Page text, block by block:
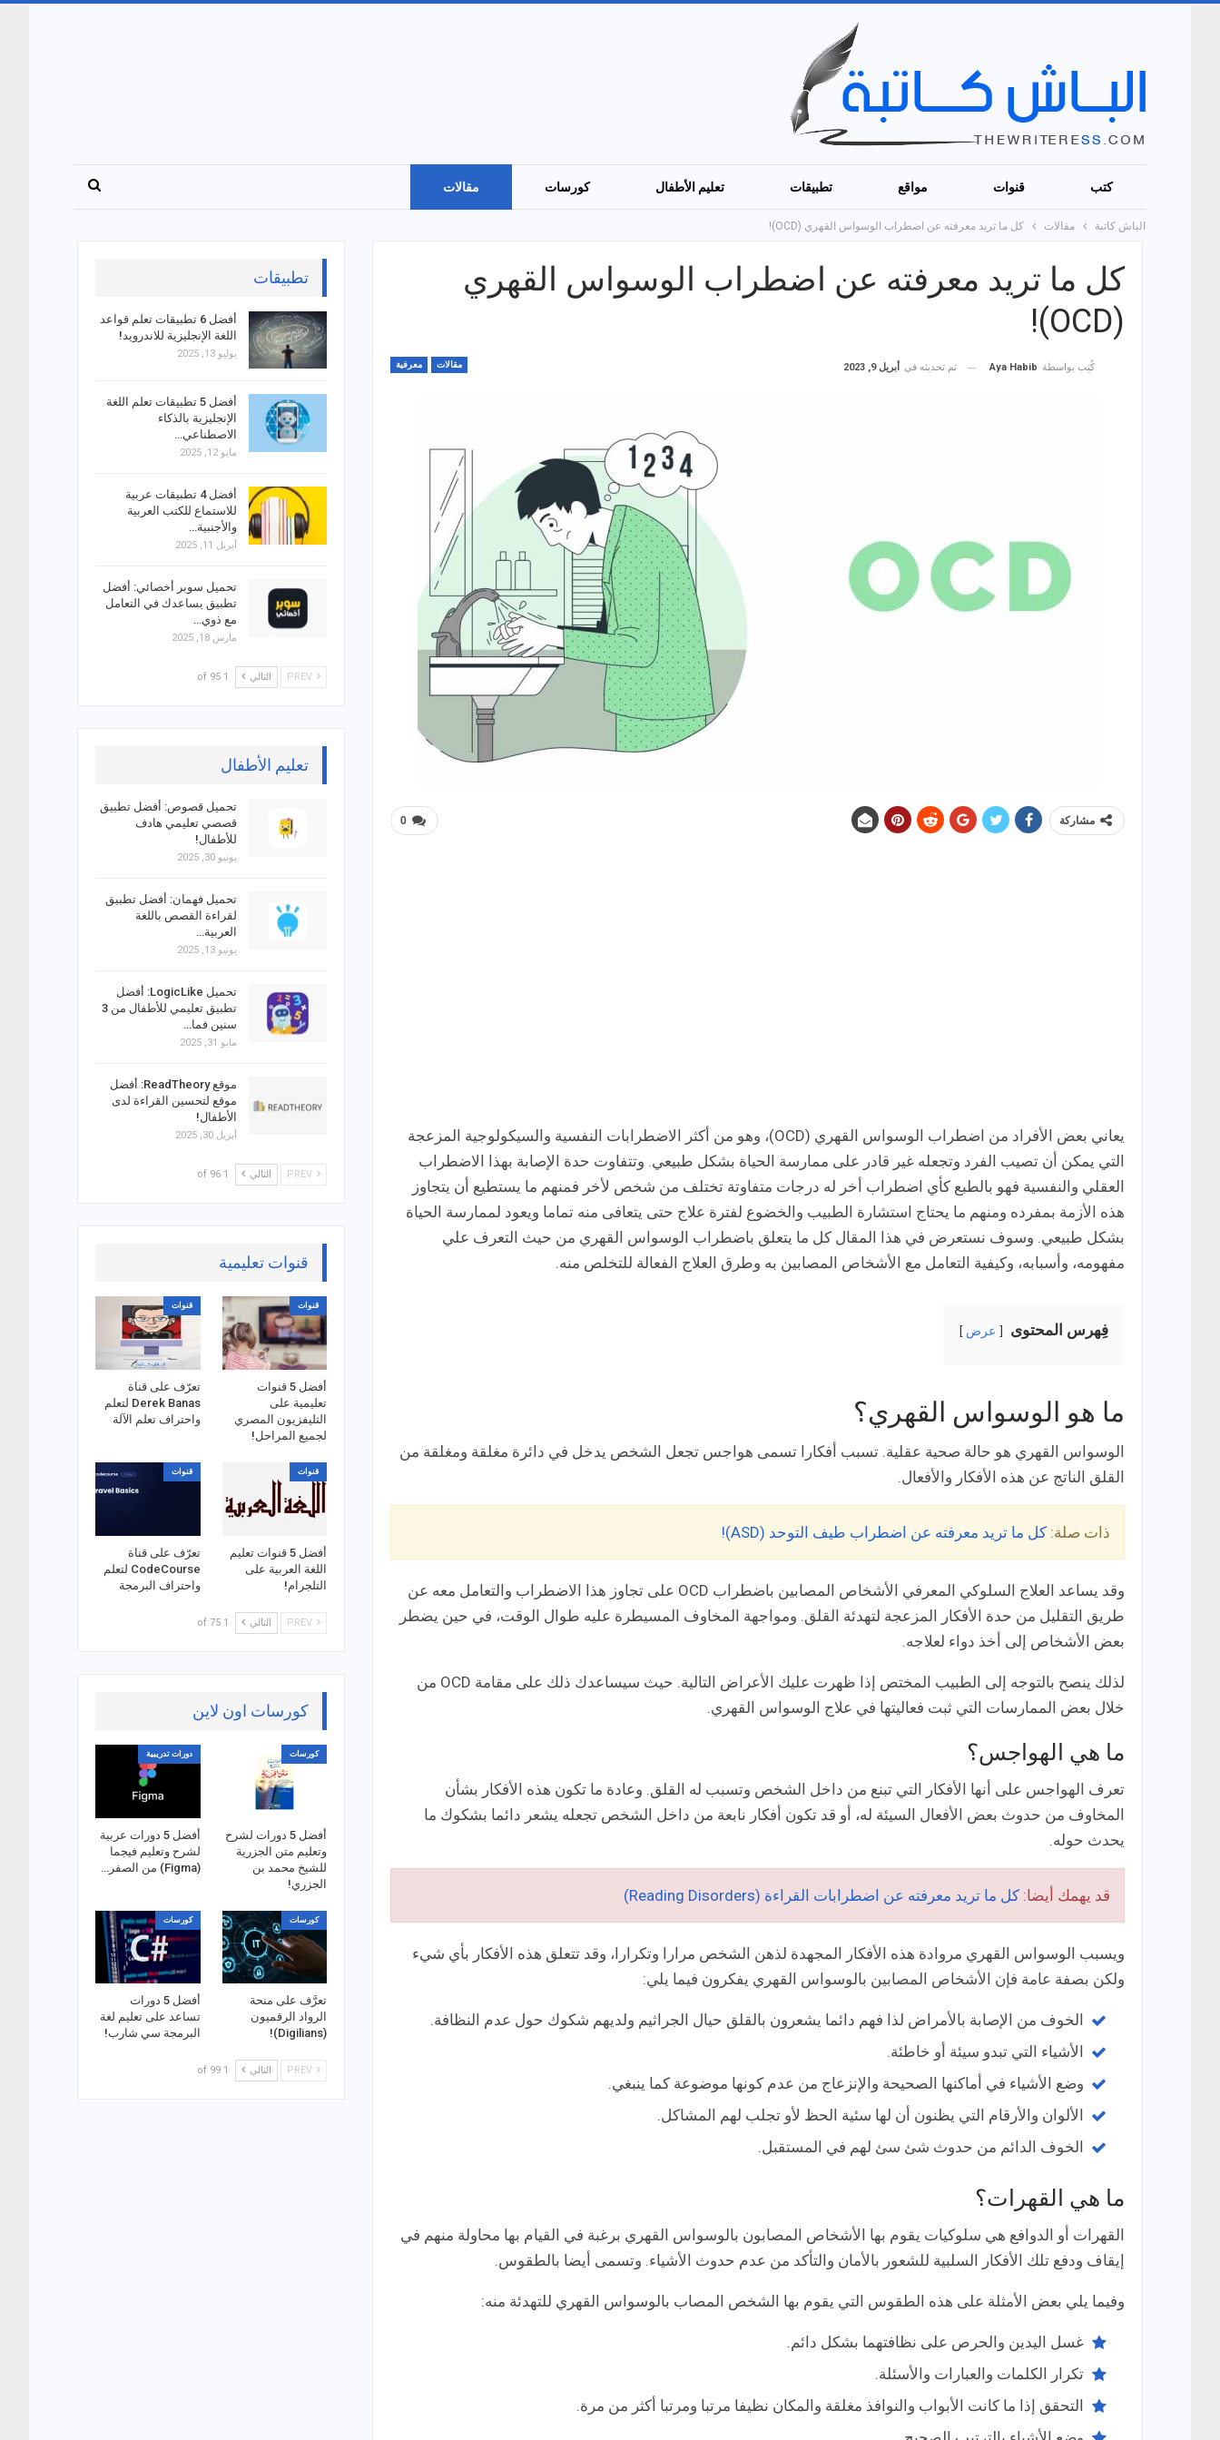
كتب قنوات مواقع تطبيقات تعليم الأطفال كورسات مقالات
الباش كاتبة مقالات كل ما تريد معرفته عن اضطراب الوسواس القهري (OCD)!
كل ما تريد معرفته عن اضطراب الوسواس القهري
(OCD)!
مقالات معرفية كُتِب بواسطة Aya Habib تم تحديثه في أبريل 9, 2023
0 مشاركة
يعاني بعض الأفراد من اضطراب الوسواس القهري (OCD)، وهو من أكثر الاضطرابات النفسية والسيكولوجية المزعجة
التي يمكن أن تصيب الفرد وتجعله غير قادر على ممارسة الحياة بشكل طبيعي. وتتفاوت حدة الإصابة بهذا الاضطراب
العقلي والنفسية فهو بالطبع كأي اضطراب أخر له درجات متفاوتة تختلف من شخص لأخر فمنهم ما يستطيع أن يتجاوز
هذه الأزمة بمفرده ومنهم ما يحتاج استشارة الطبيب والخضوع لفترة علاج حتى يتعافى منه تماما ويعود لممارسة الحياة
بشكل طبيعي. وسوف نستعرض في هذا المقال كل ما يتعلق باضطراب الوسواس القهري من حيث التعرف علي
مفهومه، وأسبابه، وكيفية التعامل مع الأشخاص المصابين به وطرق العلاج الفعالة للتخلص منه.
فِهرس المحتوى عرض
ما هو الوسواس القهري؟
الوسواس القهري هو حالة صحية عقلية. تسبب أفكارا تسمى هواجس تجعل الشخص يدخل في دائرة مغلقة ومغلقة من
القلق الناتج عن هذه الأفكار والأفعال.
ذات صلة: كل ما تريد معرفته عن اضطراب طيف التوحد (ASD)!
وقد يساعد العلاج السلوكي المعرفي الأشخاص المصابين باضطراب OCD على تجاوز هذا الاضطراب والتعامل معه عن
طريق التقليل من حدة الأفكار المزعجة لتهدئة القلق. ومواجهة المخاوف المسيطرة عليه طوال الوقت، في حين يضطر
بعض الأشخاص إلى أخذ دواء لعلاجه.
لذلك ينصح بالتوجه إلى الطبيب المختص إذا ظهرت عليك الأعراض التالية. حيث سيساعدك ذلك على مقامة OCD من
خلال بعض الممارسات التي ثبت فعاليتها في علاج الوسواس القهري.
ما هي الهواجس؟
تعرف الهواجس على أنها الأفكار التي تبنع من داخل الشخص وتسبب له القلق. وعادة ما تكون هذه الأفكار بشأن
المخاوف من حدوث بعض الأفعال السيئة له، أو قد تكون أفكار نابعة من داخل الشخص تجعله يشعر دائما بشكوك ما
يحدث حوله.
قد يهمك أيضا: كل ما تريد معرفته عن اضطرابات القراءة (Reading Disorders)
ويسبب الوسواس القهري مروادة هذه الأفكار المجهدة لذهن الشخص مرارا وتكرارا، وقد تتعلق هذه الأفكار بأي شيء
ولكن بصفة عامة فإن الأشخاص المصابين بالوسواس القهري يفكرون فيما يلي:
الخوف من الإصابة بالأمراض لذا فهم دائما يشعرون بالقلق حيال الجراثيم ولديهم شكوك حول عدم النظافة.
الأشياء التي تبدو سيئة أو خاطئة.
وضع الأشياء في أماكنها الصحيحة والإنزعاج من عدم كونها موضوعة كما ينبغي.
الألوان والأرقام التي يظنون أن لها سئية الحظ لأو تجلب لهم المشاكل.
الخوف الدائم من حدوث شئ سئ لهم في المستقبل.
ما هي القهرات؟
القهرات أو الدوافع هي سلوكيات يقوم بها الأشخاص المصابون بالوسواس القهري برغبة في القيام بها محاولة منهم في
إيقاف ودفع تلك الأفكار السلبية للشعور بالأمان والتأكد من عدم حدوث الأشياء. وتسمى أيضا بالطقوس.
وفيما يلي بعض الأمثلة على هذه الطقوس التي يقوم بها الشخص المصاب بالوسواس القهري للتهدئة منه:
غسل اليدين والحرص على نظافتهما بشكل دائم.
تكرار الكلمات والعبارات والأسئلة.
التحقق إذا ما كانت الأبواب والنوافذ مغلقة والمكان نظيفا مرتبا ومرتبا أكثر من مرة.
تطبيقات
أفضل 6 تطبيقات تعلم قواعد
اللغة الإنجليزية للاندرويد!
يوليو 13, 2025
أفضل 5 تطبيقات تعلم اللغة
الإنجليزية بالذكاء
الاصطناعي…
مايو 12, 2025
أفضل 4 تطبيقات عربية
للاستماع للكتب العربية
والأجنبية…
أبريل 11, 2025
تحميل سوبر أخصائي: أفضل
تطبيق يساعدك في التعامل
مع ذوي…
مارس 18, 2025
التالي 1 of 95
تعليم الأطفال
تحميل قصوص: أفضل تطبيق
قصصي تعليمي هادف
للأطفال!
يونيو 30, 2025
تحميل فهمان: أفضل تطبيق
لقراءة القصص باللغة
العربية…
يونيو 13, 2025
تحميل LogicLike: أفضل
تطبيق تعليمي للأطفال من 3
سنين فما…
مايو 31, 2025
موقع ReadTheory: أفضل
موقع لتحسين القراءة لدى
الأطفال!
أبريل 30, 2025
التالي 1 of 96
قنوات تعليمية
قنوات
أفضل 5 قنوات
تعليمية على
التليفزيون المصري
لجميع المراحل!
قنوات
تعرّف على قناة
Derek Banas لتعلم
واحتراف تعلم الآلة
قنوات
أفضل 5 قنوات تعليم
اللغة العربية على
التلجرام!
قنوات
تعرّف على قناة
CodeCourse لتعلم
واحتراف البرمجة
التالي 1 of 75
كورسات اون لاين
كورسات
أفضل 5 دورات لشرح
وتعليم متن الجزرية
للشيخ محمد بن
الجزري!
دورات تدريبية
أفضل 5 دورات عربية
لشرح وتعليم فيجما
(Figma) من الصفر…
كورسات
تعرَّف على منحة
الرواد الرقميون
(Digilians)!
كورسات
أفضل 5 دورات
تساعد على تعليم لغة
البرمجة سي شارب!
التالي 1 of 99